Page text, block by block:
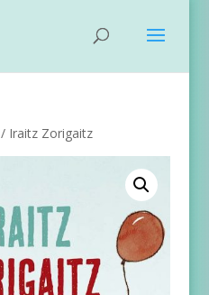
/ Iraitz Zorigaitz